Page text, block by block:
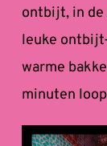
ontbijt, in de
leuke
warme
minuten